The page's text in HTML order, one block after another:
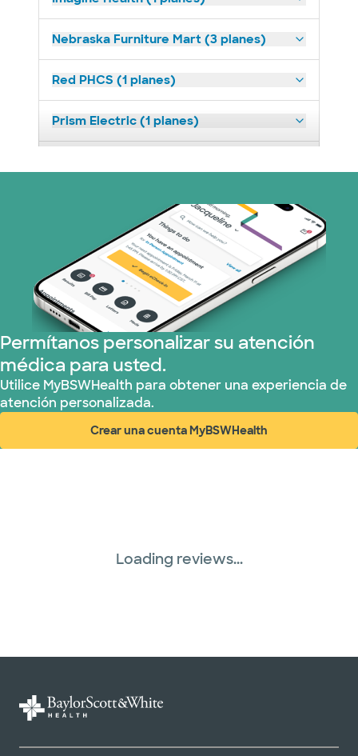
Nebraska Furniture Mart (3 planes)
Red PHCS (1 planes)
Prism Electric (1 planes)
United HealthCare (23 planes)
WellMed (11 planes)
Permítanos personalizar su atención
médica para usted.
Utilice MyBSWHealth para obtener una experiencia de
atención personalizada.
Crear una cuenta MyBSWHealth
(abre en ventana nueva)
Loading reviews...